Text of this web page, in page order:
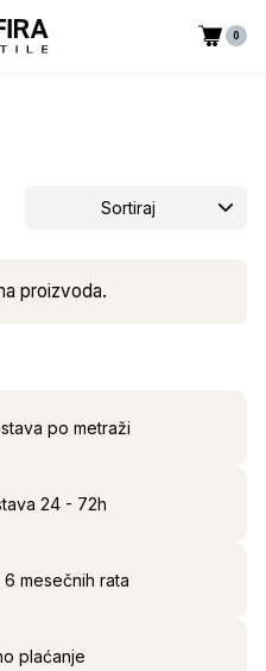
0
Sortiraj
proizvoda.
po metraži
24 - 72h
mesečnih rata
plaćanje